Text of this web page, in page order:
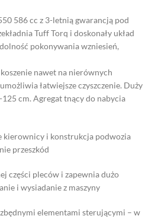
586 cc z 3-letnią gwarancją pod
Tuff Torq i doskonały układ
pokonywania wzniesień,
nawet na nierównych
łatwiejsze czyszczenie. Duży
cm. Agregat tnący do nabycia
kierownicy i konstrukcja podwozia
przeszkód
części pleców i zapewnia dużo
i wysiadanie z maszyny
elementami sterującymi – w